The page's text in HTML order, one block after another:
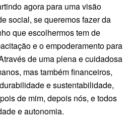
agora para uma visão
social, se queremos fazer da
que escolhermos tem de
e o empoderamento para
de uma plena e cuidadosa
mas também financeiros,
e sustentabilidade,
de mim, depois nós, e todos
e autonomia.